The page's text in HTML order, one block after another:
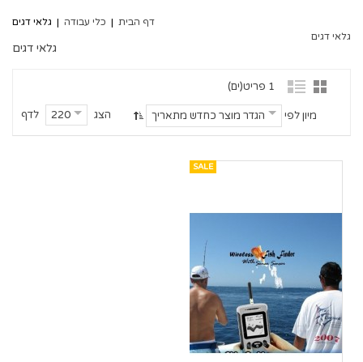
דף הבית | כלי עבודה | גלאי דגים
גלאי דגים
גלאי דגים
1 פריט(ים)
הצג 220 לדף מיון לפי הגדר מוצר כחדש מתאריך
SALE